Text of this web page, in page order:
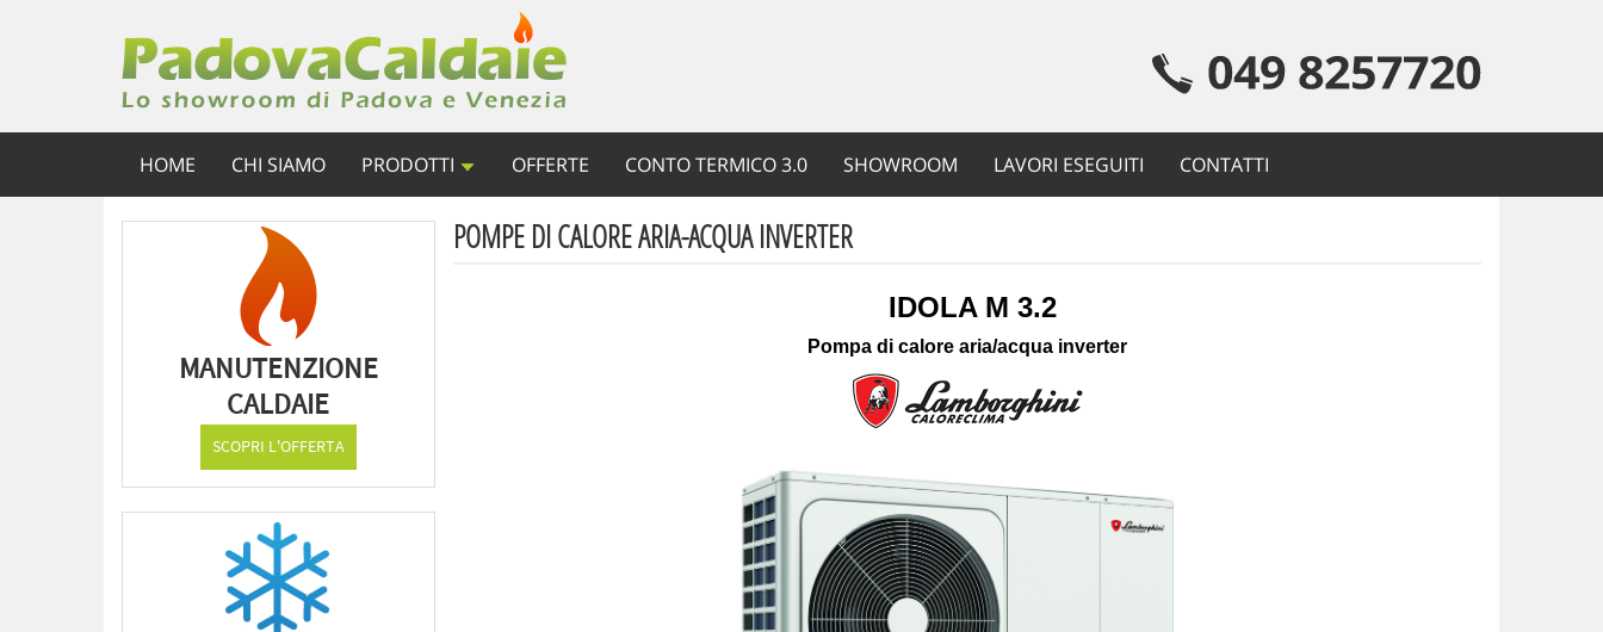
HOME CHI SIAMO PRODOTTI OFFERTE CONTO TERMICO 3.0 SHOWROOM LAVORI ESEGUITI CONTATTI
POMPE DI CALORE ARIA-ACQUA INVERTER
IDOLA M 3.2
Pompa di calore aria/acqua inverter
MANUTENZIONE
CALDAIE
SCOPRI L'OFFERTA